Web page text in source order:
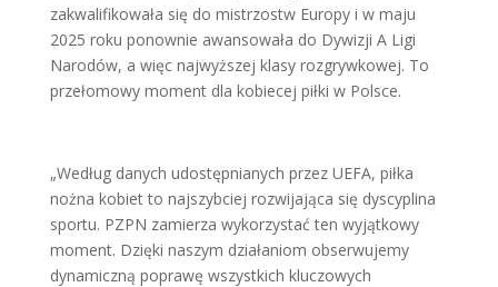
zakwalifikowała się do mistrzostw Europy i w maju
2025 roku ponownie awansowała do Dywizji A Ligi
Narodów, a więc najwyższej klasy rozgrywkowej. To
przełomowy moment dla kobiecej piłki w Polsce.
„Według danych udostępnianych przez UEFA, piłka
nożna kobiet to najszybciej rozwijająca się dyscyplina
sportu. PZPN zamierza wykorzystać ten wyjątkowy
moment. Dzięki naszym działaniom obserwujemy
dynamiczną poprawę wszystkich kluczowych